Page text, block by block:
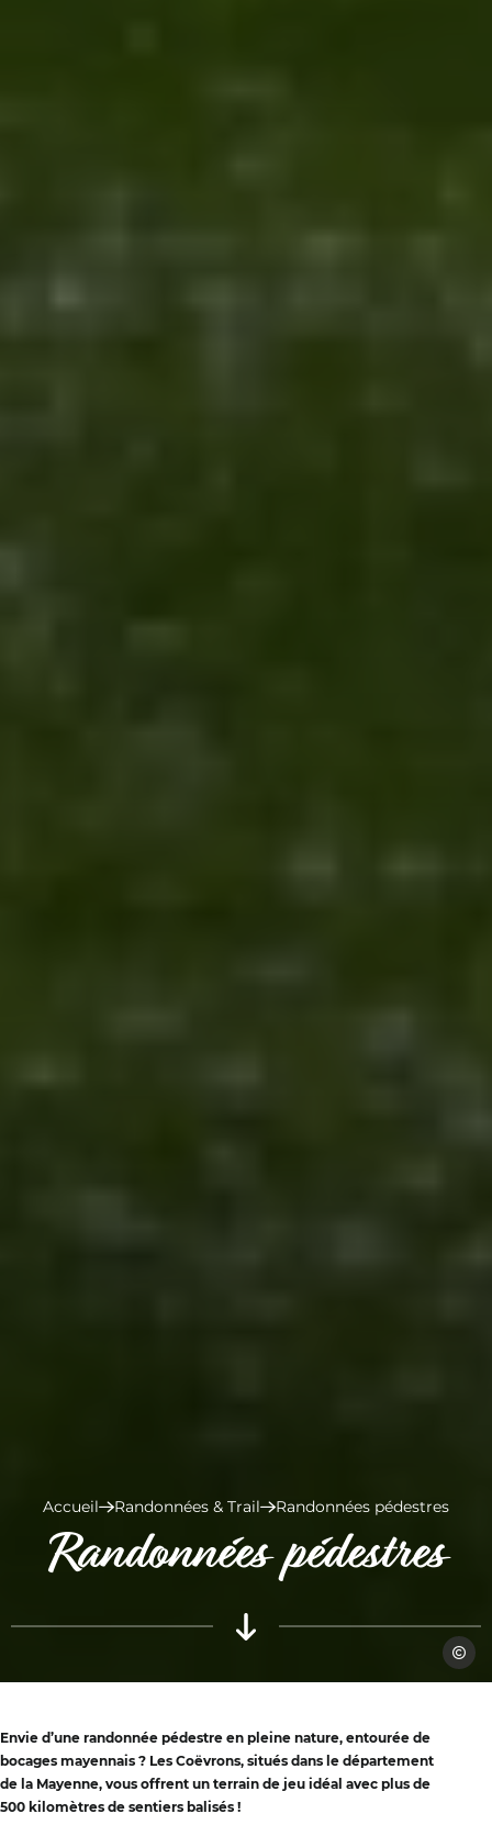
OT de
Accueil Randonnées & Trail Randonnées pédestres
Randonnées pédestres
Envie d’une randonnée pédestre en pleine nature, entourée de
bocages mayennais ? Les Coëvrons, situés dans le département
de la Mayenne, vous offrent un terrain de jeu idéal avec plus de
500 kilomètres de sentiers balisés !